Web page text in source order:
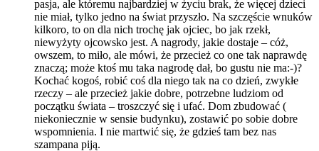
pasja, ale któremu najbardziej w życiu brak, że więcej dzieci
nie miał, tylko jedno na świat przyszło. Na szczęście wnuków
kilkoro, to on dla nich trochę jak ojciec, bo jak rzekł,
niewyżyty ojcowsko jest. A nagrody, jakie dostaje – cóż,
owszem, to miło, ale mówi, że przecież co one tak naprawdę
znaczą; może ktoś mu taka nagrodę dał, bo gustu nie ma:-)?
Kochać kogoś, robić coś dla niego tak na co dzień, zwykłe
rzeczy – ale przecież jakie dobre, potrzebne ludziom od
początku świata – troszczyć się i ufać. Dom zbudować (
niekoniecznie w sensie budynku), zostawić po sobie dobre
wspomnienia. I nie martwić się, że gdzieś tam bez nas
szampana piją.